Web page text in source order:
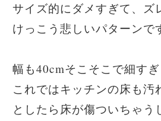
サイズ的にダメすぎて、ズ
けっこう悲しいパターンで
幅も40cmそこそこで細すぎ
これではキッチンの床も汚
としたら床が傷ついちゃう